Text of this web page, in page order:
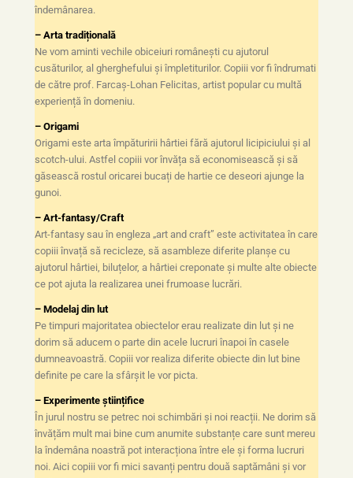
îndemânarea.
– Arta tradițională
Ne vom aminti vechile obiceiuri românești cu ajutorul
cusăturilor, al gherghefului și împletiturilor. Copiii vor fi îndrumati
de către prof. Farcaș-Lohan Felicitas, artist popular cu multă
experiență în domeniu.
– Origami
Origami este arta împăturirii hârtiei fără ajutorul licipiciului și al
scotch-ului. Astfel copiii vor învăța să economisească și să
găsească rostul oricarei bucați de hartie ce deseori ajunge la
gunoi.
– Art-fantasy/Craft
Art-fantasy sau în engleza „art and craft” este activitatea în care
copiii învață să recicleze, să asambleze diferite planșe cu
ajutorul hârtiei, biluțelor, a hârtiei creponate și multe alte obiecte
ce pot ajuta la realizarea unei frumoase lucrări.
– Modelaj din lut
Pe timpuri majoritatea obiectelor erau realizate din lut și ne
dorim să aducem o parte din acele lucruri înapoi în casele
dumneavoastră. Copiii vor realiza diferite obiecte din lut bine
definite pe care la sfârșit le vor picta.
– Experimente științifice
În jurul nostru se petrec noi schimbări și noi reacții. Ne dorim să
învățăm mult mai bine cum anumite substanțe care sunt mereu
la îndemâna noastră pot interacționa între ele și forma lucruri
noi. Aici copiii vor fi mici savanți pentru două saptămâni și vor